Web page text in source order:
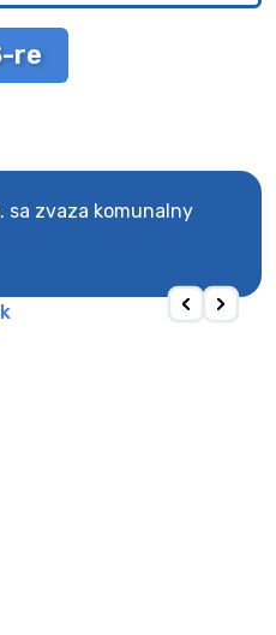
re
sa zvaza komunalny